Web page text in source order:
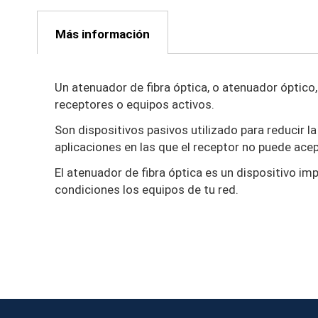
al
comienzo
galería
Más información
Un atenuador de fibra óptica, o atenuador
receptores o equipos activos.
Son dispositivos pasivos utilizado para reducir
aplicaciones en las que el receptor no puede
El atenuador de fibra óptica es un dispositivo
condiciones los equipos de tu red.